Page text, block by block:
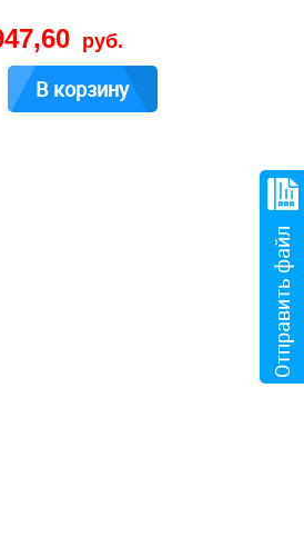
руб.
В корзину
Отправить файл